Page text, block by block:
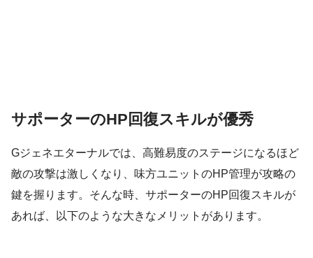
サポーターのHP回復スキルが優秀
Gジェネエターナルでは、高難易度のステージになるほど
敵の攻撃は激しくなり、味方ユニットのHP管理が攻略の
鍵を握ります。そんな時、サポーターのHP回復スキルが
あれば、以下のような大きなメリットがあります。